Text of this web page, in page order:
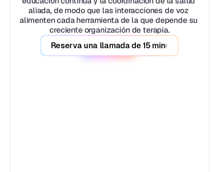
aliada, de modo que las interacciones de voz
alimenten cada herramienta de la que depende su
creciente organización de terapia.
Reserva una llamada de 15 min